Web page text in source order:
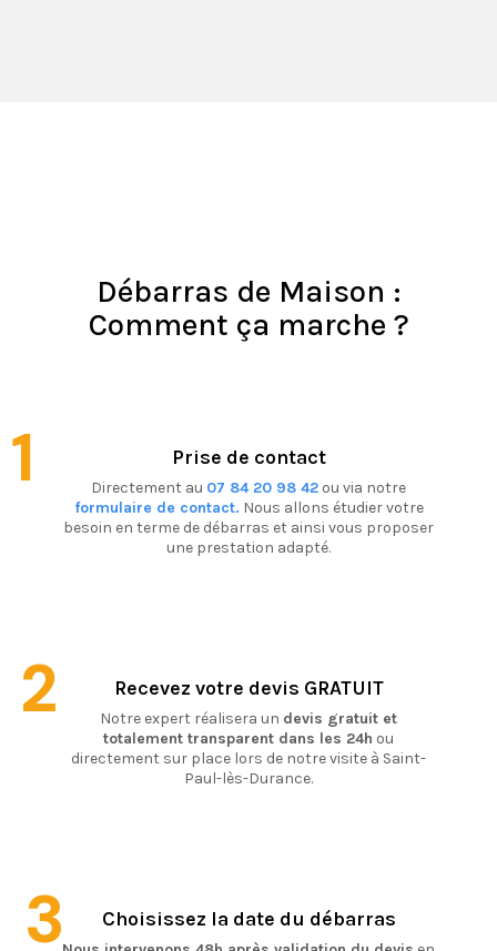
Débarras de Maison :
Comment ça marche ?
Prise de contact
Directement au 07 84 20 98 42 ou via notre
formulaire de contact. Nous allons étudier votre
besoin en terme de débarras et ainsi vous proposer
une prestation adapté.
1
Recevez votre devis GRATUIT
Notre expert réalisera un devis gratuit et
totalement transparent dans les 24h ou
directement sur place lors de notre visite à Saint-
Paul-lès-Durance.
2
Choisissez la date du débarras
3